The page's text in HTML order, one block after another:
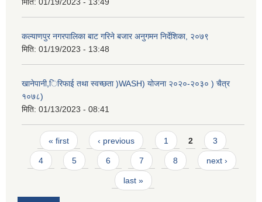
कल्याणपुर नगरपालिका बाट गरिने बजार अनुगमन निर्देशिका, २०७९
मिति: 01/19/2023 - 13:48
खानेपानी,िरिफाई तथा स्वच्छता )WASH) योजना २०२०-२०३० ) चैत्र
१०७८)
मिति: 01/13/2023 - 08:41
Pages
« first ‹ previous 1 2 3
4 5 6 7 8 next ›
last »